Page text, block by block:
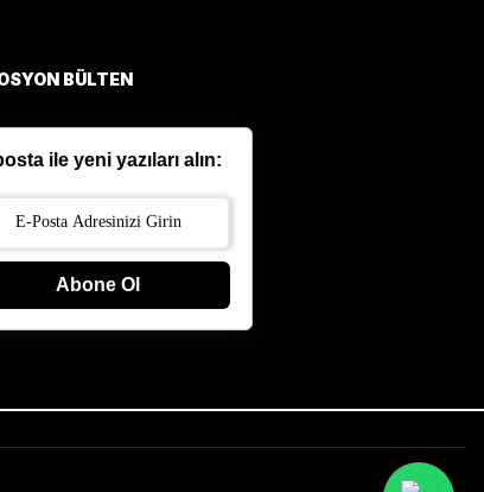
BÜLTEN
ile yeni yazıları alın:
Abone Ol